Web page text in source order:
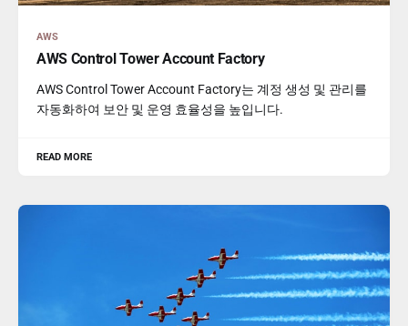
AWS
AWS Control Tower Account Factory
AWS Control Tower Account Factory는 계정 생성 및 관리를
자동화하여 보안 및 운영 효율성을 높입니다.
READ MORE